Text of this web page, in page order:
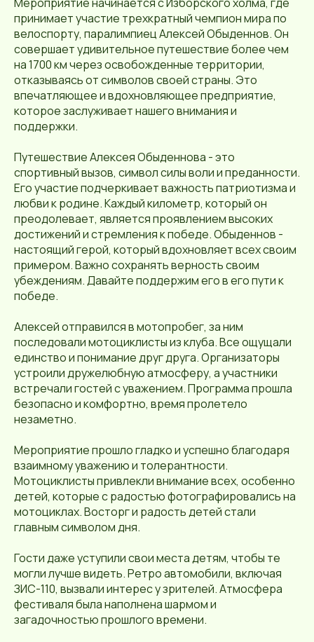
принимает участие трехкратный чемпион мира по
велоспорту, паралимпиец Алексей Обыденнов. Он
совершает удивительное путешествие более чем
на 1700 км через освобожденные территории,
отказываясь от символов своей страны. Это
впечатляющее и вдохновляющее предприятие,
которое заслуживает нашего внимания и
поддержки.
Путешествие Алексея Обыденнова - это
спортивный вызов, символ силы воли и преданности.
Его участие подчеркивает важность патриотизма и
любви к родине. Каждый километр, который он
преодолевает, является проявлением высоких
достижений и стремления к победе. Обыденнов -
настоящий герой, который вдохновляет всех своим
примером. Важно сохранять верность своим
убеждениям. Давайте поддержим его в его пути к
победе.
Алексей отправился в мотопробег, за ним
последовали мотоциклисты из клуба. Все ощущали
единство и понимание друг друга. Организаторы
устроили дружелюбную атмосферу, а участники
встречали гостей с уважением. Программа прошла
безопасно и комфортно, время пролетело
незаметно.
Мероприятие прошло гладко и успешно благодаря
взаимному уважению и толерантности.
Мотоциклисты привлекли внимание всех, особенно
детей, которые с радостью фотографировались на
мотоциклах. Восторг и радость детей стали
главным символом дня.
Гости даже уступили свои места детям, чтобы те
могли лучше видеть. Ретро автомобили, включая
ЗИС-110, вызвали интерес у зрителей. Атмосфера
фестиваля была наполнена шармом и
загадочностью прошлого времени.